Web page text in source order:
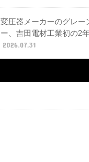
変圧器メーカーのグレー
ー、吉田電材工業初の2
2026.07.31